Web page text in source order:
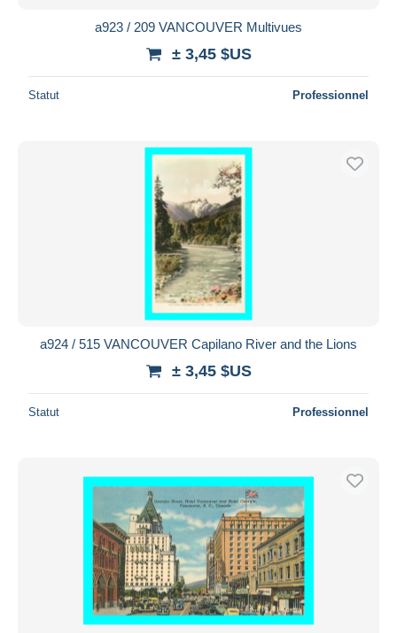
a923 / 209 VANCOUVER Multivues
± 3,45 $US
Statut Professionnel
a924 / 515 VANCOUVER Capilano River and the Lions
± 3,45 $US
Statut Professionnel